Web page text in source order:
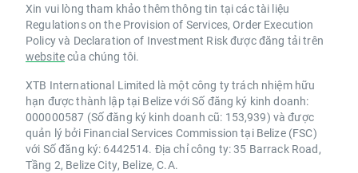
Xin vui lòng tham khảo thêm thông tin tại các tài liệu
Regulations on the Provision of Services, Order Execution
Policy và Declaration of Investment Risk được đăng tải trên
websitecủa chúng tôi.
XTB International Limited là một công ty trách nhiệm hữu
hạn được thành lập tại Belize với Số đăng ký kinh doanh:
000000587 (Số đăng ký kinh doanh cũ: 153,939) và được
quản lý bởi Financial Services Commission tại Belize (FSC)
với Số đăng ký: 6442514. Địa chỉ công ty: 35 Barrack Road,
Tầng 2, Belize City, Belize, C.A.